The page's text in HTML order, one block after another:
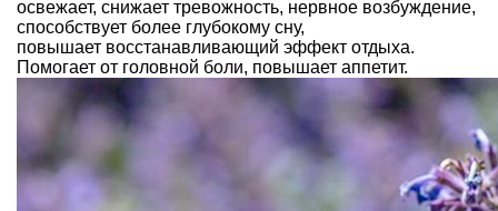
освежает, снижает тревожность, нервное возбуждение,
способствует более глубокому сну,
повышает восстанавливающий эффект отдыха.
Помогает от головной боли, повышает аппетит.